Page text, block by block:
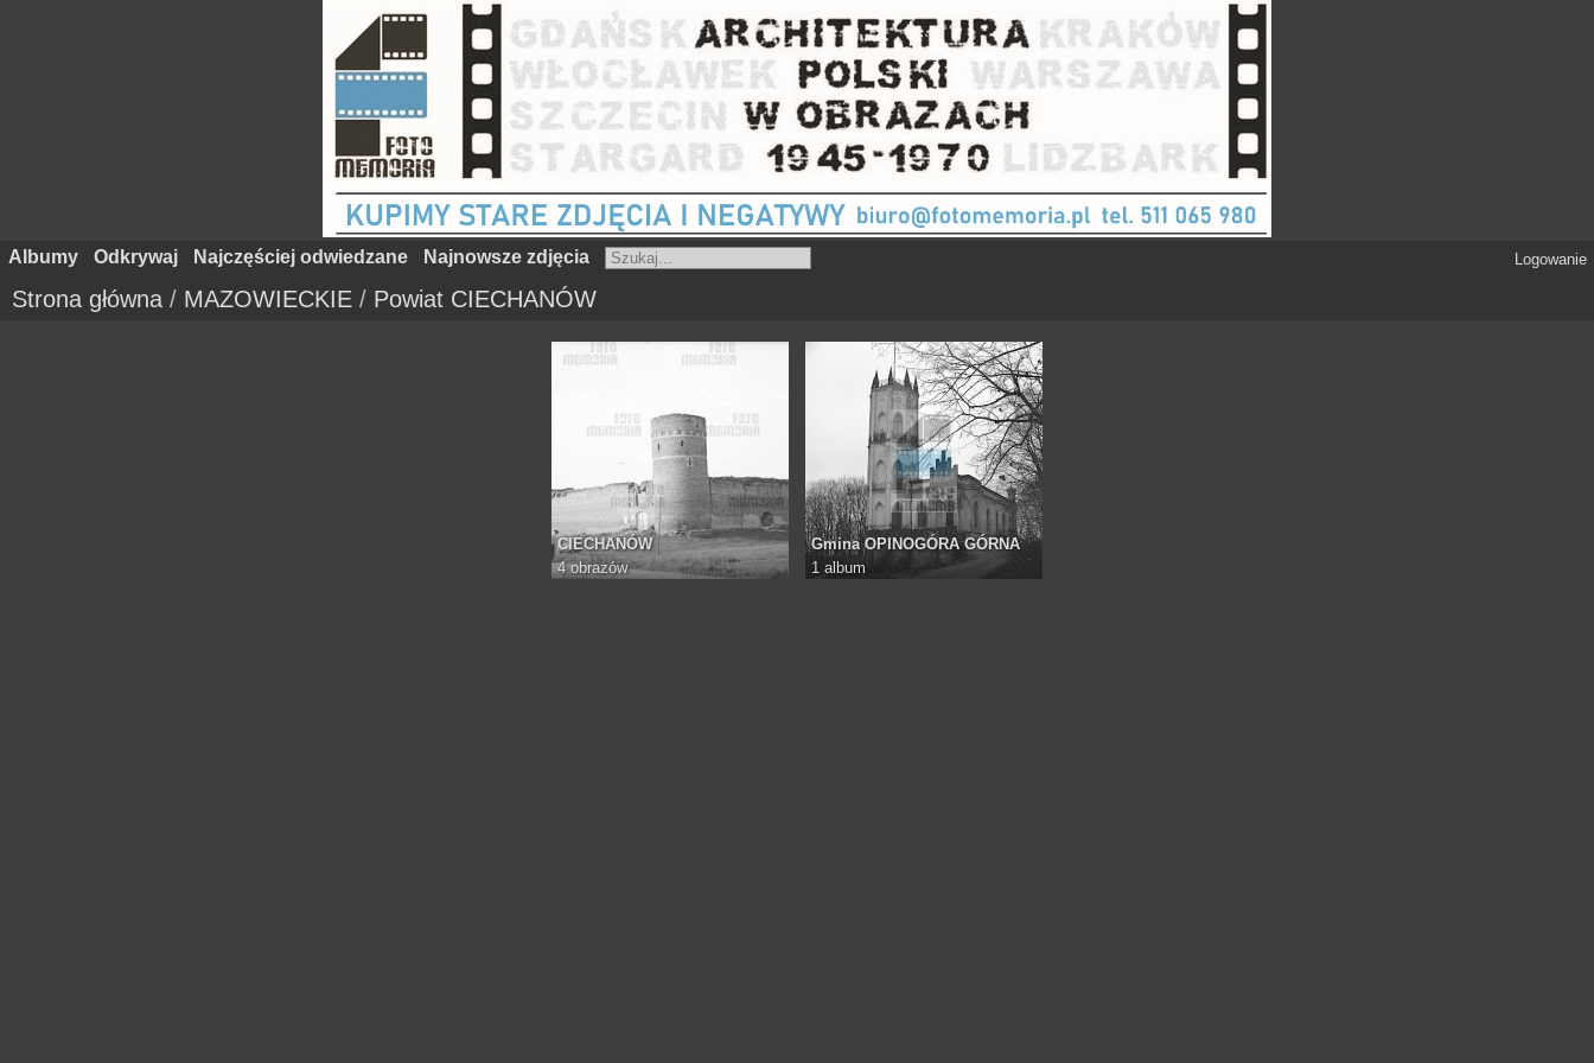
Albumy Odkrywaj Najczęściej odwiedzane Najnowsze zdjęcia Logowanie
Strona główna / MAZOWIECKIE / Powiat CIECHANÓW
CIECHANÓW
4 obrazów
Gmina OPINOGÓRA GÓRNA
1 album